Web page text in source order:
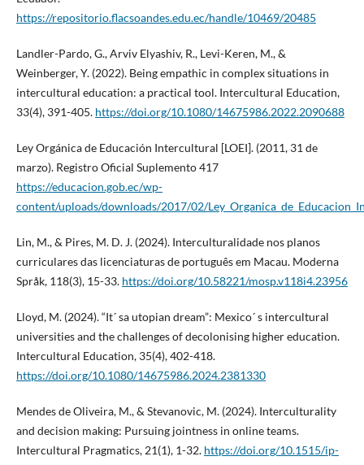
https://repositorio.flacsoandes.edu.ec/handle/10469/20485
Landler-Pardo, G., Arviv Elyashiv, R., Levi-Keren, M., &
Weinberger, Y. (2022). Being empathic in complex situations in
intercultural education: a practical tool. Intercultural Education,
33(4), 391-405. https://doi.org/10.1080/14675986.2022.2090688
Ley Orgánica de Educación Intercultural [LOEI]. (2011, 31 de
marzo). Registro Oficial Suplemento 417
https://educacion.gob.ec/wp-
content/uploads/downloads/2017/02/
Lin, M., & Pires, M. D. J. (2024). Interculturalidade nos planos
curriculares das licenciaturas de português em Macau. Moderna
Språk, 118(3), 15-33. https://doi.org/10.58221/mosp.v118i4.23956
Lloyd, M. (2024). “It´ sa utopian dream”: Mexico´ s intercultural
universities and the challenges of decolonising higher education.
Intercultural Education, 35(4), 402-418.
https://doi.org/10.1080/14675986.2024.2381330
Mendes de Oliveira, M., & Stevanovic, M. (2024). Interculturality
and decision making: Pursuing jointness in online teams.
Intercultural Pragmatics, 21(1), 1-32. https://doi.org/10.1515/ip-